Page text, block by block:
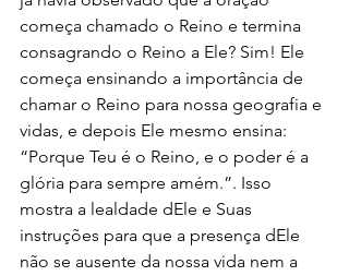
começa chamado o Reino e termina
consagrando o Reino a Ele? Sim! Ele
começa ensinando a importância de
chamar o Reino para nossa geografia e
vidas, e depois Ele mesmo ensina:
“Porque Teu é o Reino, e o poder é a
glória para sempre amém.”. Isso
mostra a lealdade dEle e Suas
instruções para que a presença dEle
não se ausente da nossa vida nem a